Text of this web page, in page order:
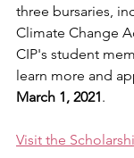
three bursaries,
Climate Change
CIP's student
learn more and
March 1, 2021.
Visit the